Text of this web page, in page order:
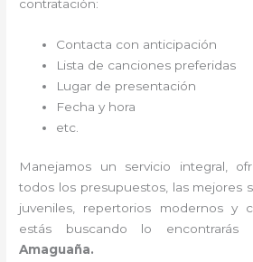
contratación:
Contacta con anticipación
Lista de canciones preferidas
Lugar de presentación
Fecha y hora
etc.
Manejamos un servicio integral,
todos los presupuestos, las mejores
juveniles, repertorios modernos y
estás buscando lo encontrarás
Amaguaña.